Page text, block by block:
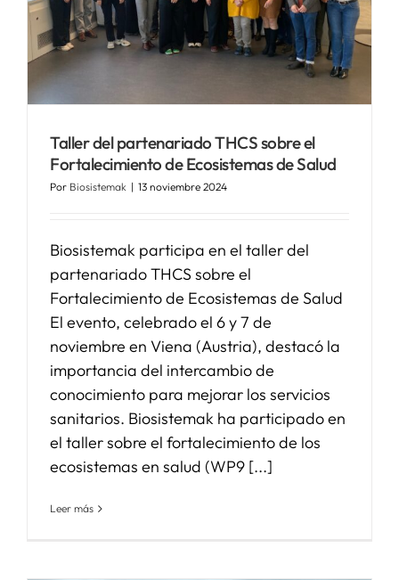
Taller del partenariado THCS sobre el
Fortalecimiento de Ecosistemas de Salud
Por Biosistemak | 13 noviembre 2024
Biosistemak participa en el taller del
partenariado THCS sobre el
Fortalecimiento de Ecosistemas de Salud
El evento, celebrado el 6 y 7 de
noviembre en Viena (Austria), destacó la
importancia del intercambio de
conocimiento para mejorar los servicios
sanitarios. Biosistemak ha participado en
el taller sobre el fortalecimiento de los
ecosistemas en salud (WP9 [...]
Leer más